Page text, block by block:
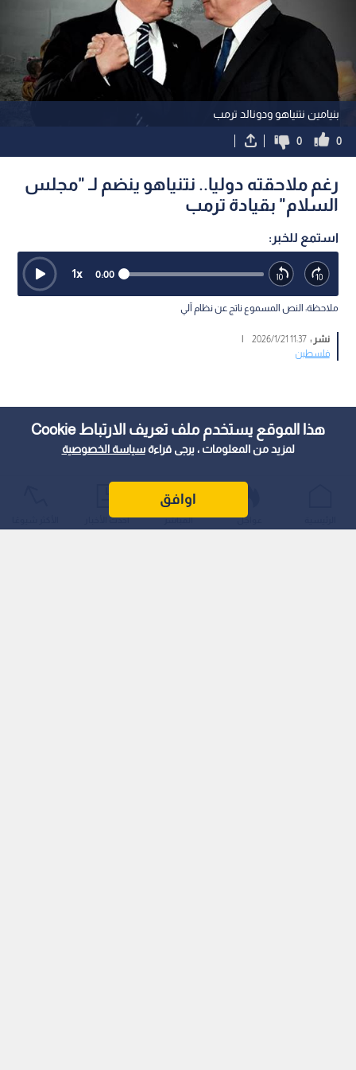
هذا الموقع يستخدم ملف تعريف الارتباط Cookie
لمزيد من المعلومات ، يرجى قراءةسياسة الخصوصية
اوافق
بنيامين نتنياهو ودونالد ترمب
0
0
رغم ملاحقته دوليا.. نتنياهو ينضم لـ "مجلس
السلام" بقيادة ترمب
استمع للخبر:
0:00
1x
ملاحظة: النص المسموع ناتج عن نظام آلي
نشر :11:37 2026/1/21
فلسطين
عواجل المباشر أحدث الأخبار